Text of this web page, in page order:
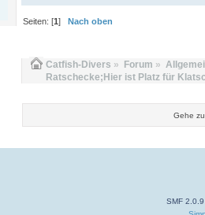
Seiten: [1] Nach oben
Catfish-Divers » Forum »
Ratschecke;Hier ist Platz für
Gehe
SMF 2.0.9